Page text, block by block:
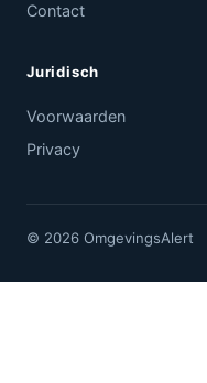
Contact
Juridisch
Voorwaarden
Privacy
© 2026 OmgevingsAlert